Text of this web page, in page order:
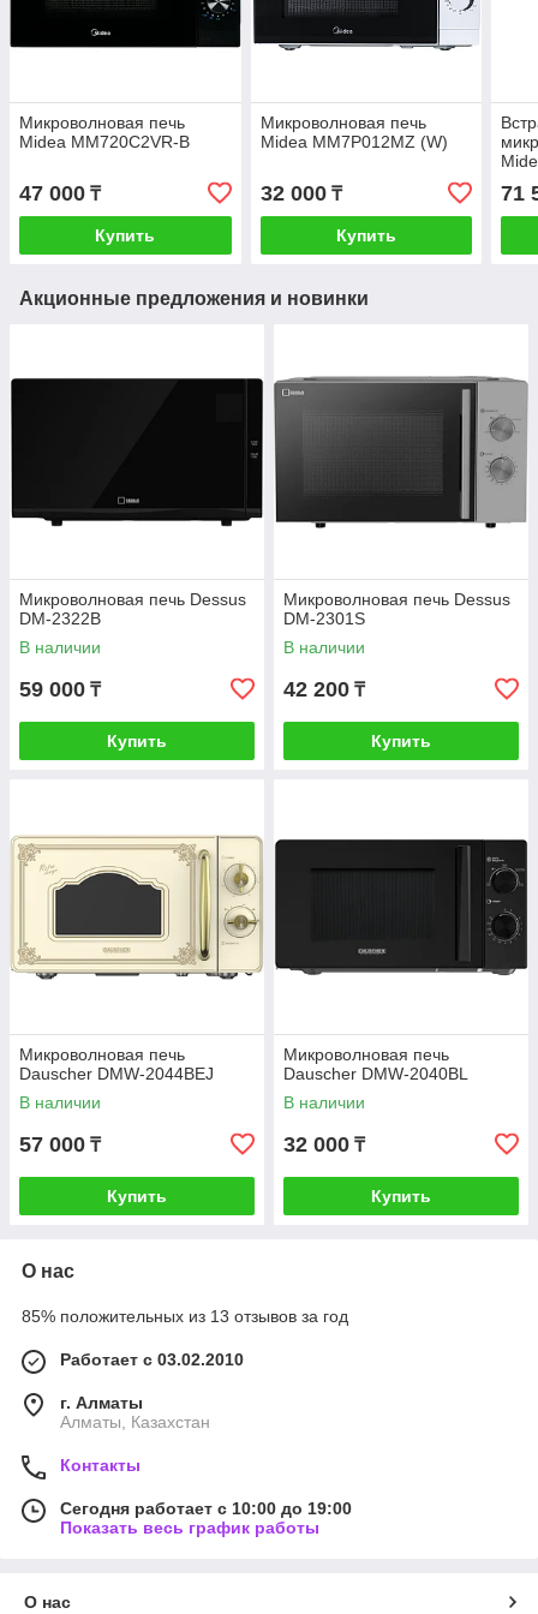
Микроволновая печь
Midea MM720C2VR-B
47 000 ₸
Купить
Микроволновая печь
Midea MM7P012MZ (W)
32 000₸
Купить
71
Акционные предложения и новинки
Микроволновая печь Dessus
DM-2322B
В наличии
59 000 ₸
Купить
Микроволновая печь Dessus
DM-2301S
В наличии
42 200 ₸
Купить
Микроволновая печь
Dauscher DMW-2044BEJ
В наличии
57 000 ₸
Купить
Микроволновая печь
Dauscher DMW-2040BL
В наличии
32 000 ₸
Купить
О нас
85% положительных из 13 отзывов за год
Работает с 03.02.2010
г. Алматы
Алматы, Казахстан
Контакты
Сегодня работает с 10:00 до 19:00
Показать весь график работы
О нас